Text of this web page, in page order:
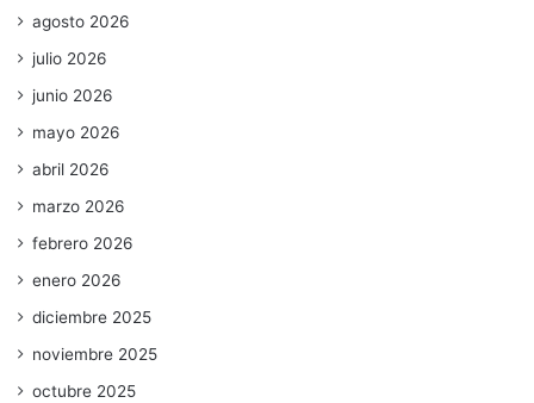
agosto 2026
julio 2026
junio 2026
mayo 2026
abril 2026
marzo 2026
febrero 2026
enero 2026
diciembre 2025
noviembre 2025
octubre 2025